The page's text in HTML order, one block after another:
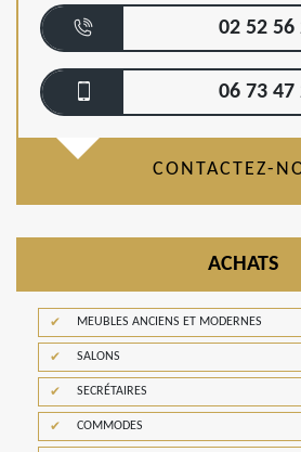
02 52 56
06 73 47
CONTACTEZ-
ACHATS
MEUBLES ANCIENS ET MODERNES
SALONS
SECRÉTAIRES
COMMODES